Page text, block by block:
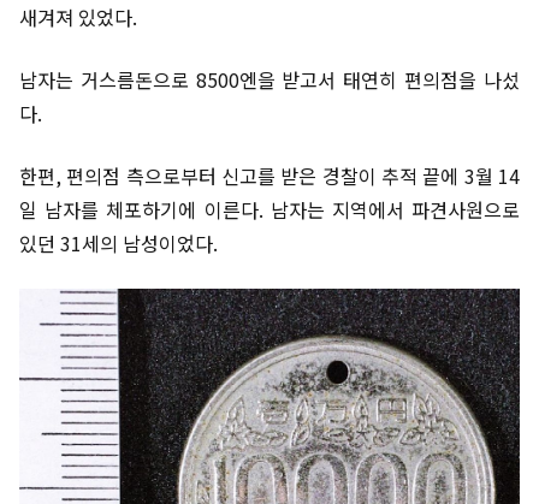
새겨져 있었다.
남자는 거스름돈으로 8500엔을 받고서 태연히 편의점을 나섰
다.
한편, 편의점 측으로부터 신고를 받은 경찰이 추적 끝에 3월 14
일 남자를 체포하기에 이른다. 남자는 지역에서 파견사원으로
있던 31세의 남성이었다.